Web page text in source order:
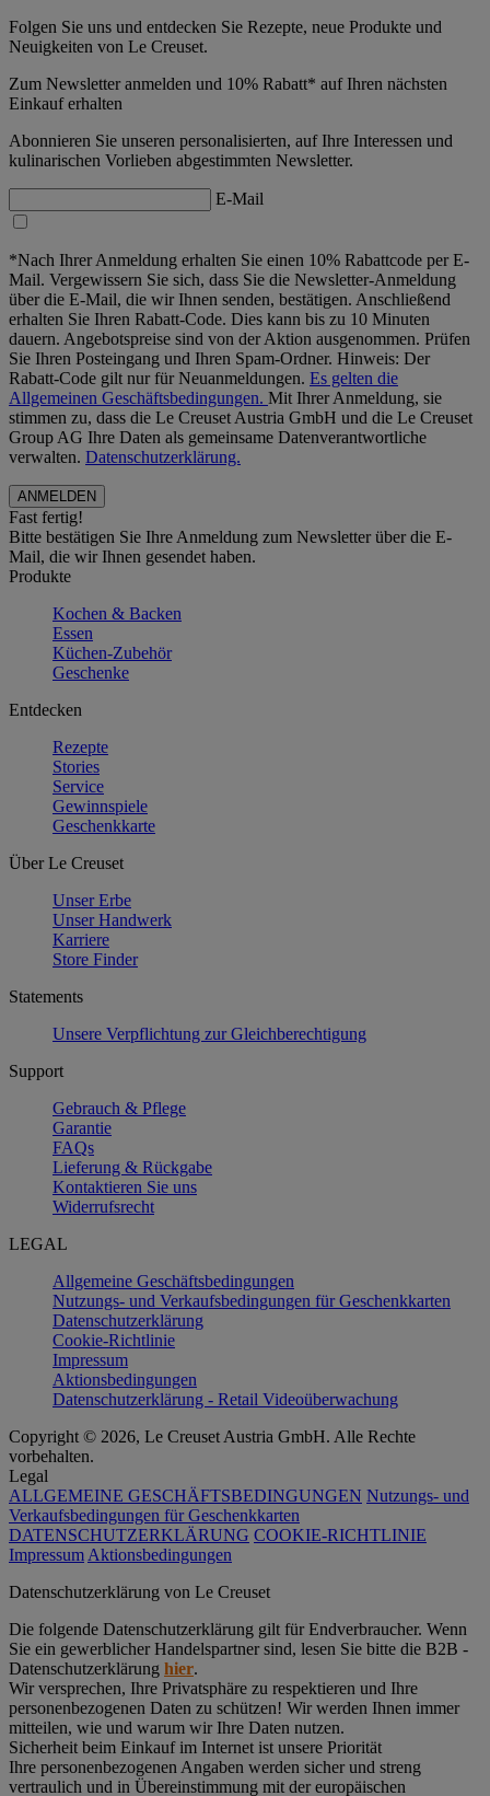
Folgen Sie uns und entdecken Sie Rezepte, neue Produkte und
Neuigkeiten von Le Creuset.
Zum Newsletter anmelden und 10% Rabatt* auf Ihren nächsten
Einkauf erhalten
Abonnieren Sie unseren personalisierten, auf Ihre Interessen und
kulinarischen Vorlieben abgestimmten Newsletter.
E-Mail
*Nach Ihrer Anmeldung erhalten Sie einen 10% Rabattcode per E-
Mail. Vergewissern Sie sich, dass Sie die Newsletter-Anmeldung
über die E-Mail, die wir Ihnen senden, bestätigen. Anschließend
erhalten Sie Ihren Rabatt-Code. Dies kann bis zu 10 Minuten
dauern. Angebotspreise sind von der Aktion ausgenommen. Prüfen
Sie Ihren Posteingang und Ihren Spam-Ordner. Hinweis: Der
Rabatt-Code gilt nur für Neuanmeldungen. Es gelten die
Allgemeinen Geschäftsbedingungen. Mit Ihrer Anmeldung, sie
stimmen zu, dass die Le Creuset Austria GmbH und die Le Creuset
Group AG Ihre Daten als gemeinsame Datenverantwortliche
verwalten. Datenschutzerklärung.
Fast fertig!
Bitte bestätigen Sie Ihre Anmeldung zum Newsletter über die E-
Mail, die wir Ihnen gesendet haben.
Produkte
Kochen & Backen
Essen
Küchen-Zubehör
Geschenke
Entdecken
Rezepte
Stories
Service
Gewinnspiele
Geschenkkarte
Über Le Creuset
Unser Erbe
Unser Handwerk
Karriere
Store Finder
Statements
Unsere Verpflichtung zur Gleichberechtigung
Support
Gebrauch & Pflege
Garantie
FAQs
Lieferung & Rückgabe
Kontaktieren Sie uns
Widerrufsrecht
LEGAL
Allgemeine Geschäftsbedingungen
Nutzungs- und Verkaufsbedingungen für Geschenkkarten
Datenschutzerklärung
Cookie-Richtlinie
Impressum
Aktionsbedingungen
Datenschutzerklärung - Retail Videoüberwachung
Copyright © 2026, Le Creuset Austria GmbH. Alle Rechte
vorbehalten.
Legal
ALLGEMEINE GESCHÄFTSBEDINGUNGEN Nutzungs- und
Verkaufsbedingungen für Geschenkkarten
DATENSCHUTZERKLÄRUNG COOKIE-RICHTLINIE
Impressum Aktionsbedingungen
Datenschutz­erklärung von Le Creuset
Die folgende Datenschutzerklärung gilt für Endverbraucher. Wenn
Sie ein gewerblicher Handelspartner sind, lesen Sie bitte die B2B -
Datenschutzerklärung hier.
Wir versprechen, Ihre Privatsphäre zu respektieren und Ihre
personenbezogenen Daten zu schützen! Wir werden Ihnen immer
mitteilen, wie und warum wir Ihre Daten nutzen.
Sicherheit beim Einkauf im Internet ist unsere Priorität
Ihre personenbezogenen Angaben werden sicher und streng
vertraulich und in Übereinstimmung mit der europäischen